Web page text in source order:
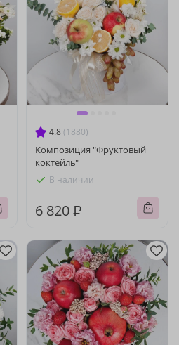
4.8 (1880)
Композиция "Фруктовый
коктейль"
В наличии
6 820 ₽